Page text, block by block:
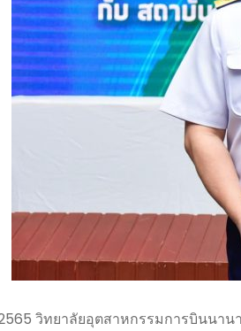
วิทยาลัยอุตสาหกรรมการบินนา